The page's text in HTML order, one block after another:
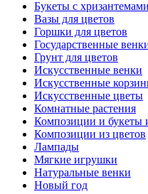
Букеты с хризантемами
Вазы для цветов
Горшки для цветов
Государственные
Грунт для цветов
Искусственные венки
Искусственные
Искусственные цветы
Комнатные растения
Композиции и букеты
Композиции из цветов
Лампады
Мягкие игрушки
Натуральные венки
Новый год